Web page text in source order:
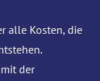
alle Kosten, die
der